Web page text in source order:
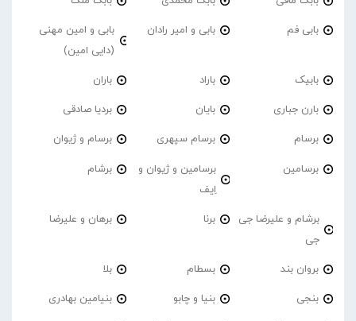
بابی فم بابی و امیر رادان
بابی و امین مهنی
(دایی امین)
بابیک باراد باران
بارن جباری بایان بردیا صادقی
برسام برسام سپهری برسام و ژیوان
برسامین
برسامین و ژیوان و
اِیف
برشام
برشام و علیرضا جی
جی
برنا برهان و علیرضا
بروان بند بسطام بلا
بنجی بنیا و چابو بنیامین بهادری